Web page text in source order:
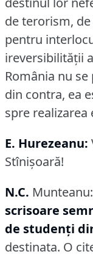
de terorism,
pentru
ireversibilităţii
România nu
din contra, ea
spre
E. Hurezeanu:
Stînişoară!
N.C. Munteanu:
scrisoare
de studenţi
destinata. O